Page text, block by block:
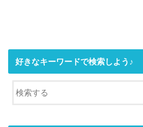
好きなキーワードで検索しよう♪